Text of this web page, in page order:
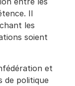
Il
les
soient
et
de politique